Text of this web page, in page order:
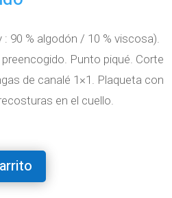
: 90 % algodón / 10 % viscosa).
Punto piqué. Corte
de canalé 1×1. Plaqueta con
en el cuello.